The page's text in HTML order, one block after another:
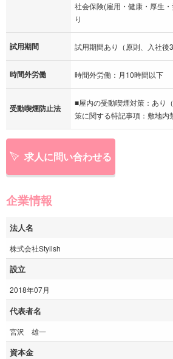
社会保険(雇用・健康・厚生
り
試用期間 試用期間あり（原則、入社後3
時間外労働 時間外労働：月10時間以下
受動喫煙防止法
■屋内の受動喫煙対策：あり
策に関する特記事項：敷地内
求人に問い合わせる
企業情報
法人名
株式会社Stylish
設立
2018年07月
代表者名
宮沢 雄一
資本金